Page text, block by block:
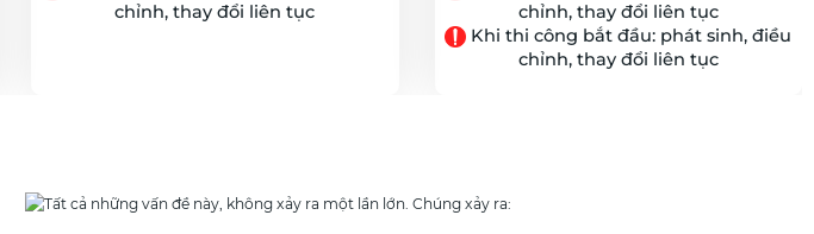
chỉnh, thay đổi liên tục
chỉnh, thay đổi liên tục
Khi thi công bắt đầu: phát sinh, điều
chỉnh, thay đổi liên tục